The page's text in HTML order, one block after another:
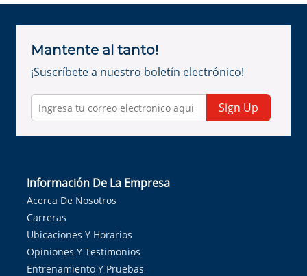
Mantente al tanto!
¡Suscríbete a nuestro boletín electrónico!
Sign Up
Información De La Empresa
Acerca De Nosotros
Carreras
Ubicaciones Y Horarios
Opiniones Y Testimonios
Entrenamiento Y Pruebas